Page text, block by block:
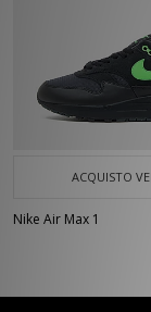
ACQUISTO
Nike Air Max 1